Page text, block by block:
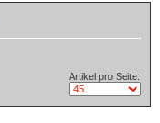
Artikel pro Seite: